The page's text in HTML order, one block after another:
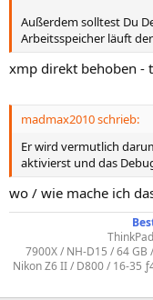
Außerdem solltest Du
Arbeitsspeicher läuft
xmp direkt behoben -
madmax2010 schrieb:
Er wird vermutlich
aktivierst und das
wo / wie mache ich
7900X / NH-D15 / 64 GB
Nikon Z6 II / D800 / 16-35